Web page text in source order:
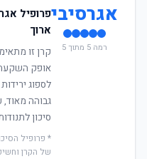
אגרסיבי
רמה 5 מתוך 5
פרופיל
ארוך
קרן זו
לספוג
גבוהה מאוד,
סיכון
* פרופיל
של הקרן